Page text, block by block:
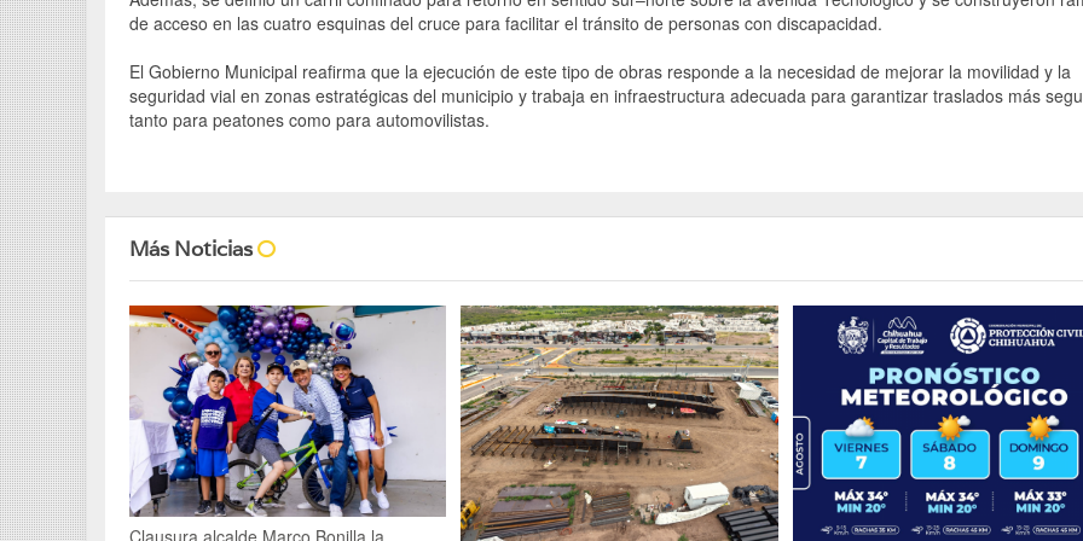
de acceso en las cuatro esquinas del cruce para facilitar el tránsito de personas con discapacidad.
El Gobierno Municipal reafirma que la ejecución de este tipo de obras responde a la necesidad de mejorar la movilidad y la
seguridad vial en zonas estratégicas del municipio y trabaja en infraestructura adecuada para garantizar traslados más
tanto para peatones como para automovilistas.
Más Noticias